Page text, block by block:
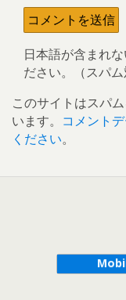
日本語が含まれ
ださい。（スパム
このサイトはスパ
います。 コメント
ください。